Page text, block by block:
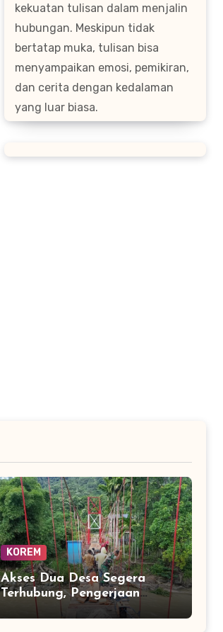
kekuatan tulisan dalam menjalin
hubungan. Meskipun tidak
bertatap muka, tulisan bisa
menyampaikan emosi, pemikiran,
dan cerita dengan kedalaman
yang luar biasa.
KOREM
Akses Dua Desa Segera
Terhubung, Pengerjaan
Jembatan Perintis Garuda
Masuki Tahap Akhir